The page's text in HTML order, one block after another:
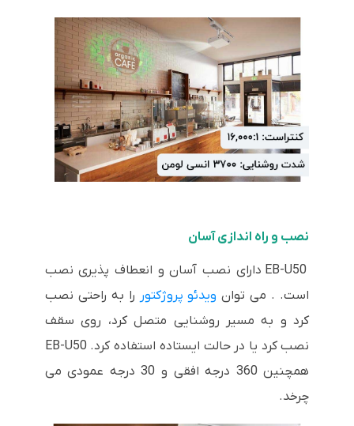
نصب و راه اندازی آسان
EB-U50 دارای نصب آسان و انعطاف پذیری نصب
است. . می توان ویدئو پروژکتور را به راحتی نصب
کرد و به مسیر روشنایی متصل کرد، روی سقف
نصب کرد یا در حالت ایستاده استفاده کرد. EB-U50
همچنین 360 درجه افقی و 30 درجه عمودی می
چرخد.